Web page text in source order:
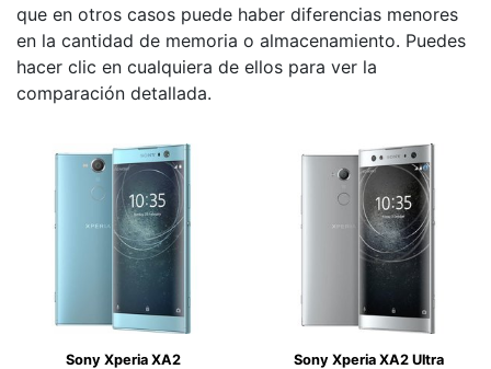
que en otros casos puede haber diferencias menores
en la cantidad de memoria o almacenamiento. Puedes
hacer clic en cualquiera de ellos para ver la
comparación detallada.
Sony Xperia XA2
Sony Xperia XA2 Ultra